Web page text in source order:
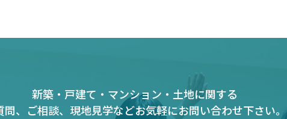
新築・戸建て・マンション・土地に関する
問、ご相談、現地見学などお気軽にお問い合わせ下さい。